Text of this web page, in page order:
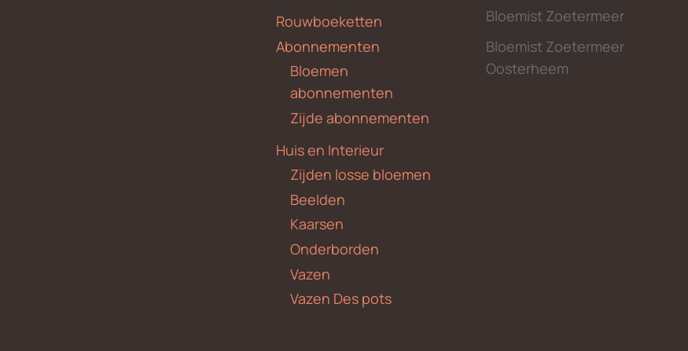
Rouwboeketten
Abonnementen
Bloemen
abonnementen
Zijde abonnementen
Huis en Interieur
Zijden losse bloemen
Beelden
Kaarsen
Onderborden
Vazen
Vazen Des pots
Bloemist Zoetermeer
Bloemist Zoetermeer
Oosterheem